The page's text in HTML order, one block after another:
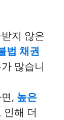
지 않은
법 채권
많습니
, 높은
인해 더